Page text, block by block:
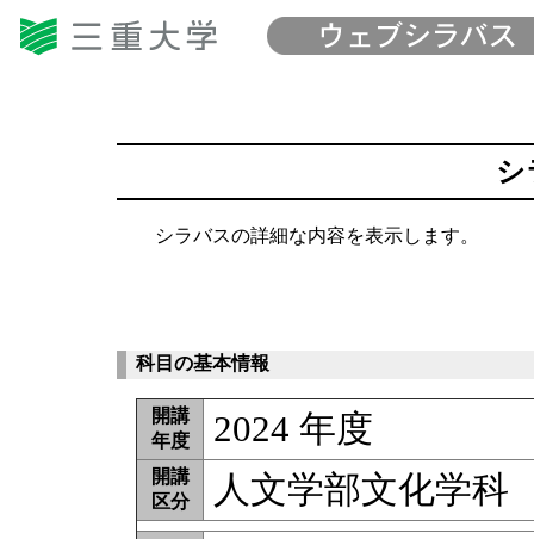
シ
シラバスの詳細な内容を表示します。
科目の基本情報
開講
年度
2024 年度
開講
区分
人文学部文化学科